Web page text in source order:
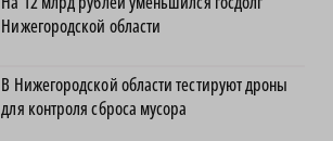
Нижегородской области
В Нижегородской области тестируют дроны
для контроля сброса мусора